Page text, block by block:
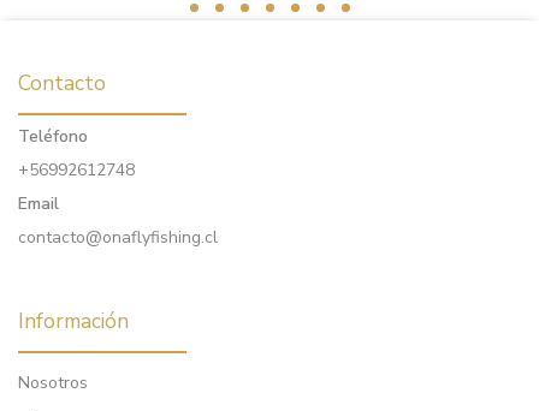
Contacto
Teléfono
+56992612748
Email
contacto@onaflyfishing.cl
Información
Nosotros